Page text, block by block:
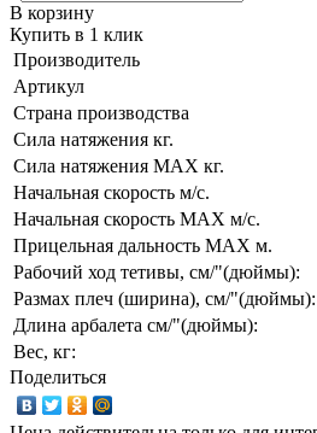
В корзину
Купить в 1 клик
Производитель
Артикул
Страна производства
Сила натяжения кг.
Сила натяжения MAX кг.
Начальная скорость м/с.
Начальная скорость MAX м/c.
Прицельная дальность MAX м.
Рабочий ход тетивы, см/"(дюймы):
Размах плеч (ширина), см/"(дюймы):
Длина арбалета см/"(дюймы):
Вес, кг:
Поделиться